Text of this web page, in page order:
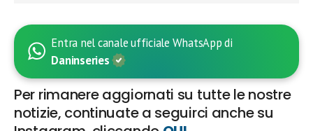
Entra nel canale ufficiale WhatsApp di
Daninseries
Per rimanere aggiornati su tutte le nostre
notizie, continuate a seguirci anche su